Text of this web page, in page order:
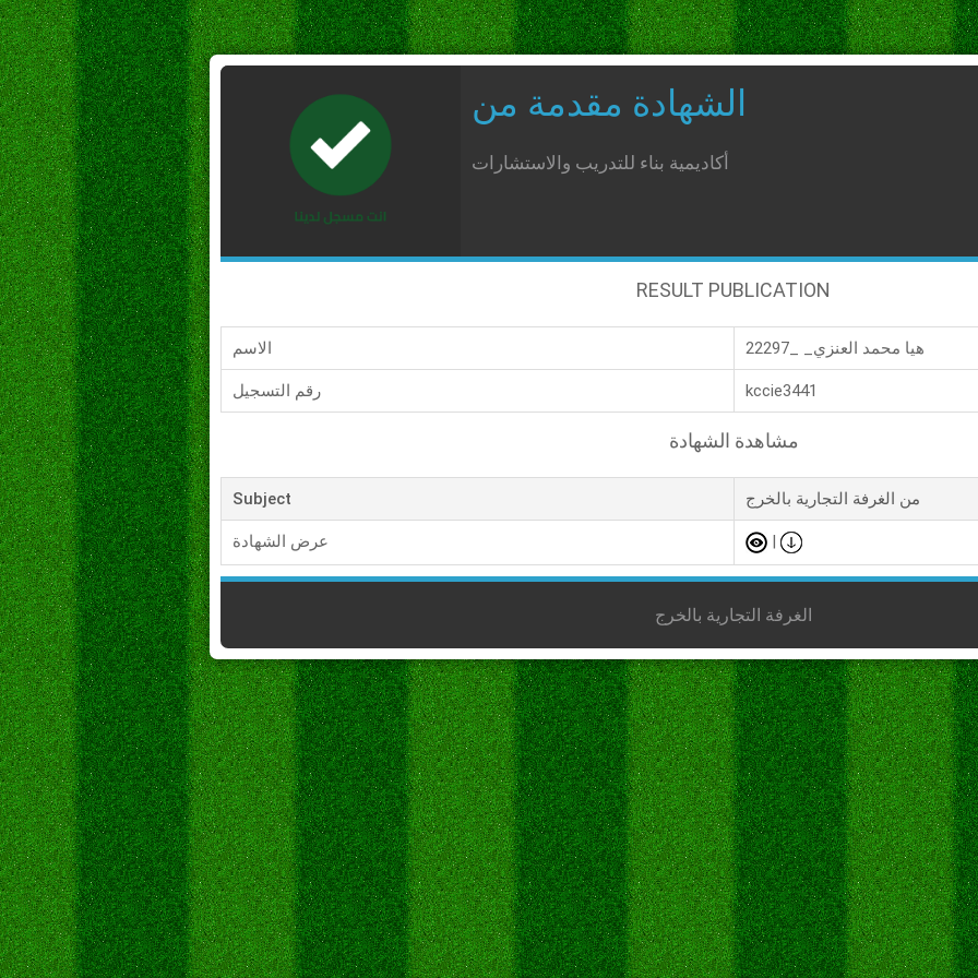
الشهادة مقدمة من
أكاديمية بناء للتدريب والاستشارات
RESULT PUBLICATION
الاسم هيا محمد العنزي_ _22297
رقم التسجيل kccie3441
مشاهدة الشهادة
Subject من الغرفة التجارية بالخرج
عرض الشهادة |
الغرفة التجارية بالخرج